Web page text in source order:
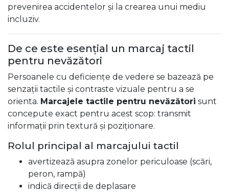
prevenirea accidentelor și la crearea unui mediu
incluziv.
De ce este esențial un marcaj tactil
pentru nevăzători
Persoanele cu deficiențe de vedere se bazează pe
senzații tactile și contraste vizuale pentru a se
orienta. Marcajele tactile pentru nevăzători sunt
concepute exact pentru acest scop: transmit
informații prin textură și poziționare.
Rolul principal al marcajului tactil
avertizează asupra zonelor periculoase (scări,
peron, rampă)
indică direcții de deplasare